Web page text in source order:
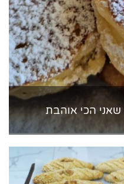
שאני הכי אוהבת